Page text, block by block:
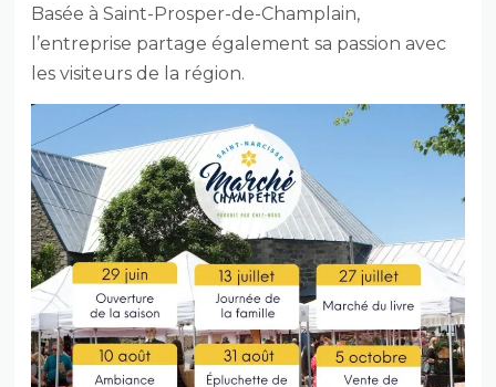
Basée à Saint-Prosper-de-Champlain,
l’entreprise partage également sa passion avec
les visiteurs de la région.